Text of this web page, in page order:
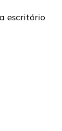
escritório